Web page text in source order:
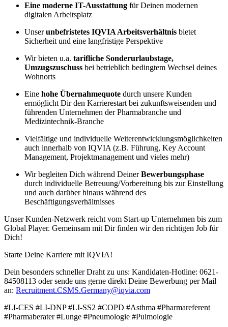
Eine moderne IT-Ausstattung für Deinen modernen
digitalen Arbeitsplatz
Unserunbefristetes IQVIA Arbeitsverhältnis bietet
Sicherheit und eine langfristige Perspektive
Wir bieten u.a. tarifliche Sonderurlaubstage,
Umzugszuschuss bei betrieblich bedingtem Wechsel deines
Wohnorts
Eine hohe Übernahmequote durch unsere Kunden
ermöglicht Dir den Karrierestart bei zukunftsweisenden und
führenden Unternehmen der Pharmabranche und
Medizintechnik-Branche
Vielfältige und individuelle Weiterentwicklungsmöglichkeiten
auch innerhalb von IQVIA (z.B. Führung, Key Account
Management, Projektmanagement und vieles mehr)
Wir begleiten Dich während DeinerBewerbungsphase
durch individuelle Betreuung/Vorbereitung bis zur Einstellung
und auch darüber hinaus während des
Beschäftigungsverhältnisses
Unser Kunden-Netzwerk reicht vom Start-up Unternehmen bis zum
Global Player. Gemeinsam mit Dir finden wir den richtigen Job für
Dich!
Starte Deine Karriere mit IQVIA!
Dein besonders schneller Draht zu uns: Kandidaten-Hotline: 0621-
84508113 oder sende uns gerne direkt Deine Bewerbung per Mail
an: Recruitment.CSMS.Germany@iqvia.com
#LI-CES #LI-DNP #LI-SS2 #COPD #Asthma #Pharmareferent
#Pharmaberater #Lunge #Pneumologie #Pulmologie